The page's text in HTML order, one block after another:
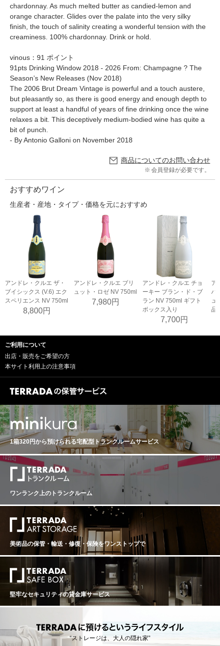
chardonnay. As much melted butter as candied-lemon and
orange character. Glides over the palate into the very silky
finish, the touch of salinity creating a wonderful tension with the
creaminess. 100% chardonnay. Drink or hold.
vinous：91 ポイント
91pts Drinking Window 2018 - 2026 From: Champagne ? The
Season’s New Releases (Nov 2018)
The 2006 Brut Dream Vintage is powerful and a touch austere,
but pleasantly so, as there is good energy and enough depth to
support at least a handful of years of fine drinking once the wine
relaxes a bit. This deceptively medium-bodied wine has quite a
bit of punch.
- By Antonio Galloni on November 2018
商品についてのお問い合わせ
会員登録が必要です。
おすすめワイン
生産者・産地・タイプ・価格を元におすすめ
アンドレ・クルエ ザ・
ブイシックス (V.6) エク
スペリエンス NV 750ml
8,800円
アンドレ・クルエ ブリ
ュット・ロゼ NV 750ml
7,980円
アンドレ・クルエ チョ
ーキー ブラン・ド・ブ
ラン NV 750ml ギフト
ボックス入り
7,700円
ア
バ
ュ
品)
ご利用について
出店・販売をご希望の方
本サイト利用上の注意事項
1箱320円から預けられる宅配型トランクルームサービス
ワンランク上のトランクルーム
美術品の保管・輸送・修復・保険をワンストップで
堅牢なセキュリティの貸金庫サービス
“ストレージは、大人の隠れ家”